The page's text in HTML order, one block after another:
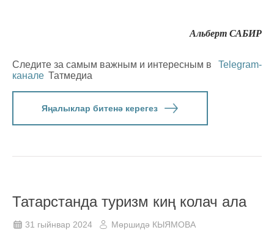
Альберт САБИР
Следите за самым важным и интересным в
Telegram-
канале Татмедиа
Яңалыклар битенә керегез
Татарстанда туризм киң колач ала
31 гыйнвар 2024 Мөршидә КЫЯМОВА